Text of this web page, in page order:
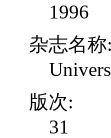
1996
杂志名称:
版次:
31